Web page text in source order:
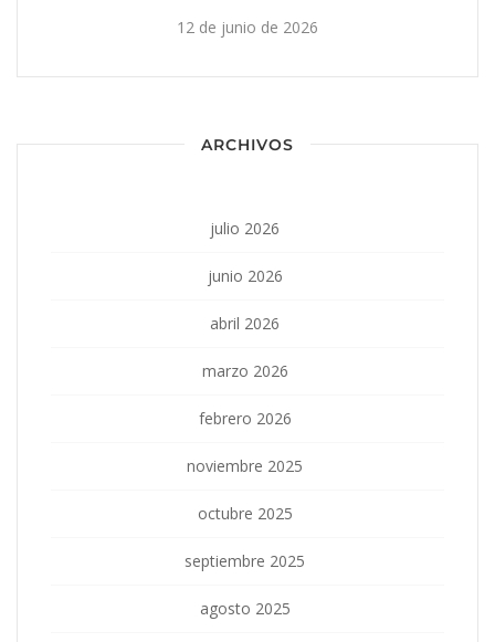
12 de junio de 2026
ARCHIVOS
julio 2026
junio 2026
abril 2026
marzo 2026
febrero 2026
noviembre 2025
octubre 2025
septiembre 2025
agosto 2025